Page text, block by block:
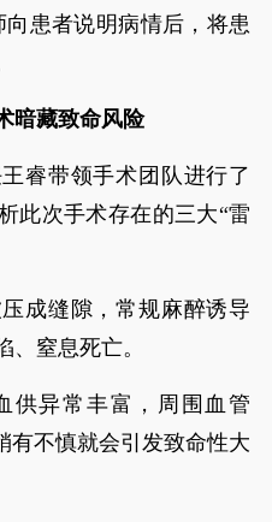
患者说明病情后，将患
暗藏致命风险
睿带领手术团队进行了
此次手术存在的三大“雷
成缝隙，常规麻醉诱导
窒息死亡。
供异常丰富，周围血管
有不慎就会引发致命性大